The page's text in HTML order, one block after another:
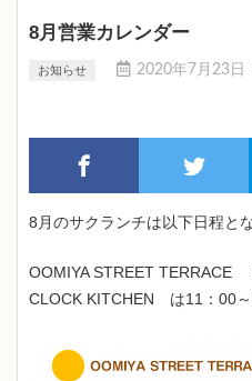
8月営業カレンダー
お知らせ 2020年7月23日
8月のサクランチは以下日程と
OOMIYA STREET TERRACE
CLOCK KITCHEN は11：00